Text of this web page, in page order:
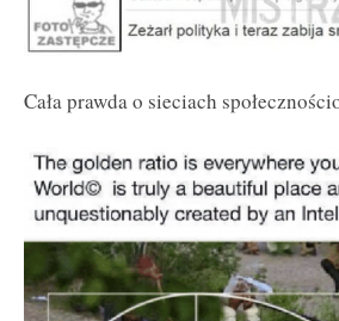
Cała prawda o sieciach